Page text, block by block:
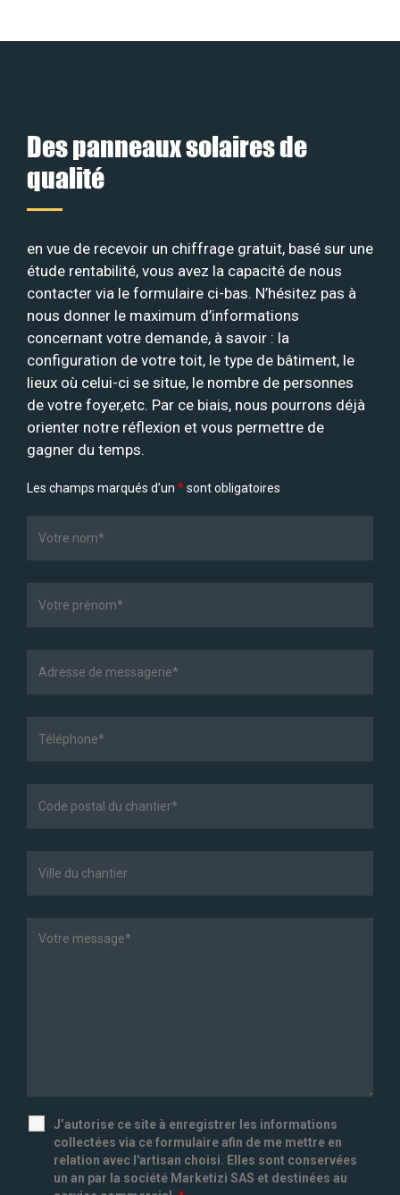
Des panneaux solaires de
qualité
en vue de recevoir un chiffrage gratuit, basé sur une
étude rentabilité, vous avez la capacité de nous
contacter via le formulaire ci-bas. N’hésitez pas à
nous donner le maximum d’informations
concernant votre demande, à savoir : la
configuration de votre toit, le type de bâtiment, le
lieux où celui-ci se situe, le nombre de personnes
de votre foyer,etc. Par ce biais, nous pourrons déjà
orienter notre réflexion et vous permettre de
gagner du temps.
Les champs marqués d’un *sont obligatoires
J’autorise ce site à enregistrer les informations
collectées via ce formulaire afin de me mettre en
relation avec l'artisan choisi. Elles sont conservées
un an par la société Marketizi SAS et destinées au